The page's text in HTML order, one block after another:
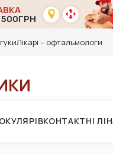
Лікарі – офтальмологи
КОНТАКТНІ